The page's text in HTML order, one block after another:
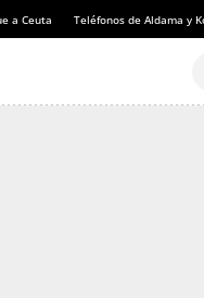
a Ceuta Teléfonos de Aldama y